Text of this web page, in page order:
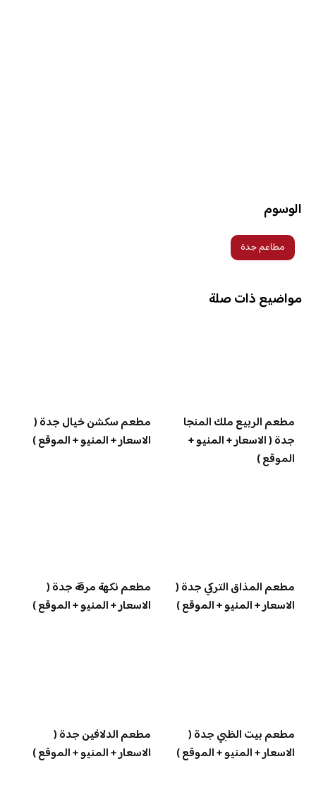
الوسوم
مطاعم جدة
مواضيع ذات صلة
مطعم الربيع ملك المنجا
جدة ( الاسعار + المنيو +
الموقع )
مطعم سكشن خيال جدة (
الاسعار + المنيو + الموقع )
مطعم المذاق التركي جدة (
الاسعار + المنيو + الموقع )
مطعم نكهة مرقة جدة (
الاسعار + المنيو + الموقع )
مطعم بيت الظبي جدة (
الاسعار + المنيو + الموقع )
مطعم الدلافين جدة (
الاسعار + المنيو + الموقع )